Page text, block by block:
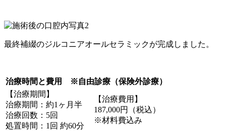
最終補綴のジルコニアオールセラミックが完成しました。
治療時間と費用 ※自由診療（保険外診療）
【治療期間】
治療期間：約1ヶ月半
治療回数：5回
処置時間：1回 約60分
【治療費用】
187,000円（税込）
※材料費込み